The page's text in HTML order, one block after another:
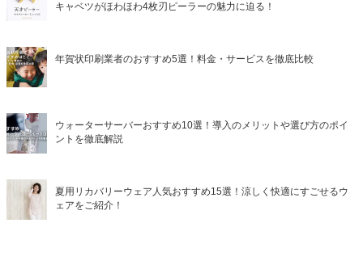
キャベツがほわほわ4枚刃ピーラーの魅力に迫る！
年賀状印刷業者のおすすめ5選！料金・サービスを徹底比較
ウォーターサーバーおすすめ10選！導入のメリットや選び方のポイ
ントを徹底解説
夏用リカバリーウェア人気おすすめ15選！涼しく快適にすごせるウ
ェアをご紹介！